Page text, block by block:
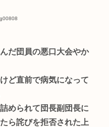
だ団員の悪口大会やか
ど直前で病気になって
められて団長副団長に
ら詫びを拒否された上